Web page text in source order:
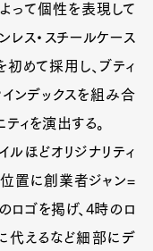
Pen tw
って個性を表現して
レス・スチールケース
めて採用し、ブティ
ンデックスを組み合
ィを演出する。
ルほどオリジナリティ
置に創業者ジャン=
ロゴを掲げ、4時のロ
代えるなど細部にデ